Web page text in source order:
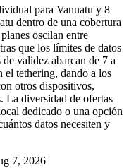
para Vanuatu y 8
dentro de una cobertura
oscilan entre
que los límites de datos
validez abarcan de 7 a
el tethering, dando a los
otros dispositivos,
La diversidad de ofertas
dedicado o una opción
datos necesiten y
7, 2026